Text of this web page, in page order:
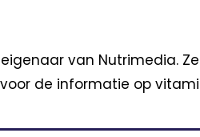
van Nutrimedia.
de informatie op